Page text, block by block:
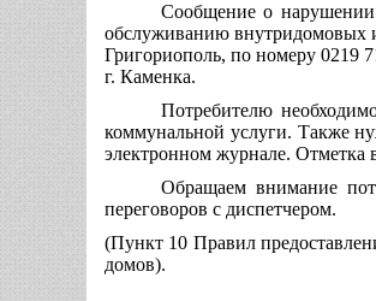
Сообщение о нарушении
обслуживанию внутридомовых
Григориополь, по номеру 0219
г. Каменка.
Потребителю
коммунальной услуги. Также
электронном журнале. Отметка
Обращаем внимание
переговоров с диспетчером.
(Пункт 10 Правил
домов).